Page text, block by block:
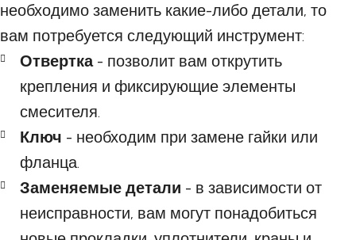
необходимо заменить какие-либо детали, то
вам потребуется следующий инструмент:
Отвертка- позволит вам открутить
крепления и фиксирующие элементы
смесителя.
Ключ - необходим при замене гайки или
фланца.
Заменяемые детали - в зависимости от
неисправности, вам могут понадобиться